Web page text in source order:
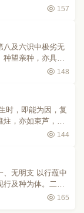
故，心随其名，变
157
八及六识中极劣无
种望亲种，亦具二
148
时，即能为因，复
炷，亦如束芦，更
念种子生后念种，
144
、无明支 以行蕴中
行及种为体。二、
行体是思，此身语
165